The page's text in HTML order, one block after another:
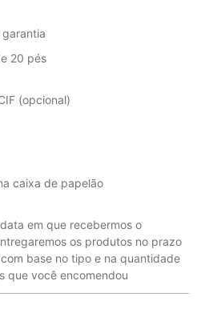
20 pés
(opcional)
caixa de papelão
em que recebermos o
os produtos no prazo
base no tipo e na quantidade
que você encomendou